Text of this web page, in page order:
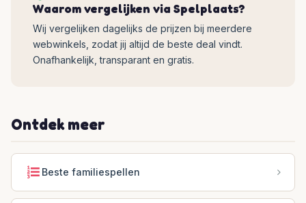
Waarom vergelijken via Spelplaats?
Wij vergelijken dagelijks de prijzen bij meerdere
webwinkels, zodat jij altijd de beste deal vindt.
Onafhankelijk, transparant en gratis.
Ontdek meer
Beste familiespellen